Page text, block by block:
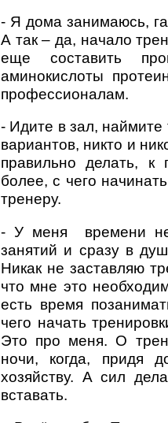
- Я дома занимаюсь,
А так – да, начало
еще составить
аминокислоты
профессионалам.
- Идите в зал,
вариантов, никто и
правильно делать, к
более, с чего
тренеру.
- У меня времени
занятий и сразу в
Никак не заставляю
что мне это
есть время
чего начать
Это про меня. О
ночи, когда, придя
хозяйству. А сил
вставать.